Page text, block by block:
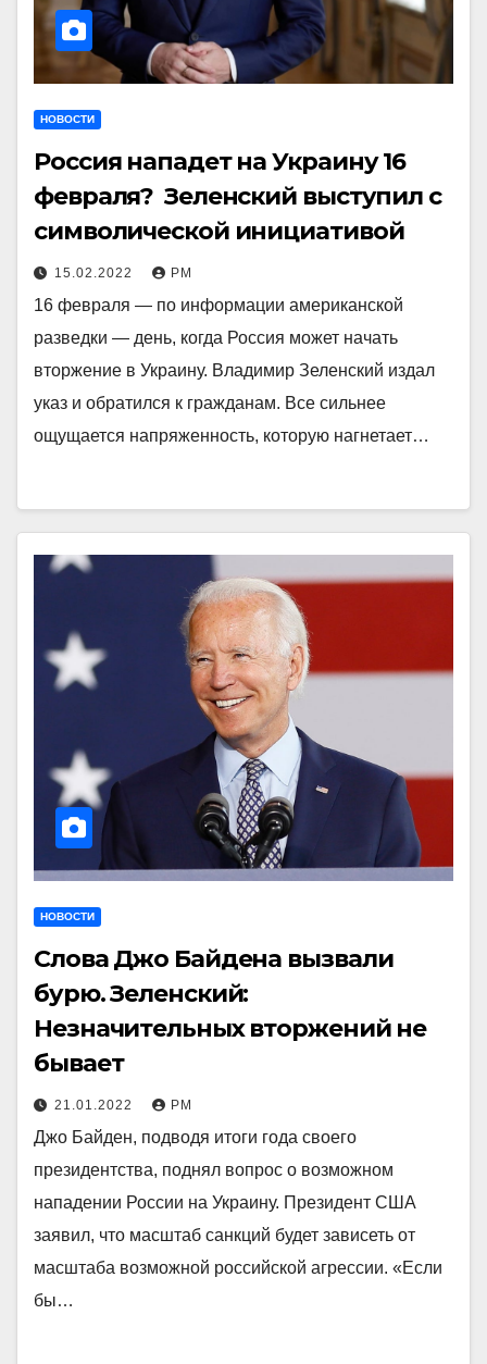
НОВОСТИ
Россия нападет на Украину 16
февраля? Зеленский выступил с
символической инициативой
15.02.2022 РМ
16 февраля — по информации американской
разведки — день, когда Россия может начать
вторжение в Украину. Владимир Зеленский издал
указ и обратился к гражданам. Все сильнее
ощущается напряженность, которую нагнетает…
НОВОСТИ
Слова Джо Байдена вызвали
бурю. Зеленский:
Незначительных вторжений не
бывает
21.01.2022 РМ
Джо Байден, подводя итоги года своего
президентства, поднял вопрос о возможном
нападении России на Украину. Президент США
заявил, что масштаб санкций будет зависеть от
масштаба возможной российской агрессии. «Если
бы…